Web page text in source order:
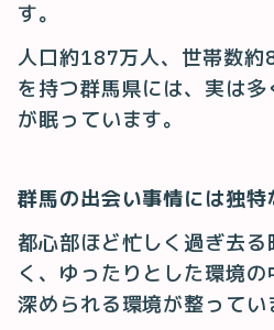
す。
人口約187万人、世帯数約
を持つ群馬県には、実は
が眠っています。
群馬の出会い事情には独特
都心部ほど忙しく過ぎ去
く、ゆったりとした環境
深められる環境が整ってい